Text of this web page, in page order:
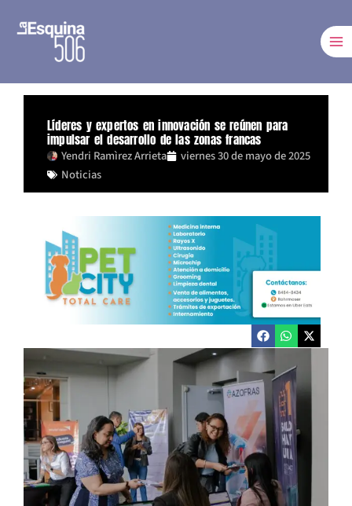
Líderes y expertos en innovación se reúnen para
impulsar el desarrollo de las zonas francas
Yendri Ramìrez Arrieta
viernes 30 de mayo de 2025
Noticias